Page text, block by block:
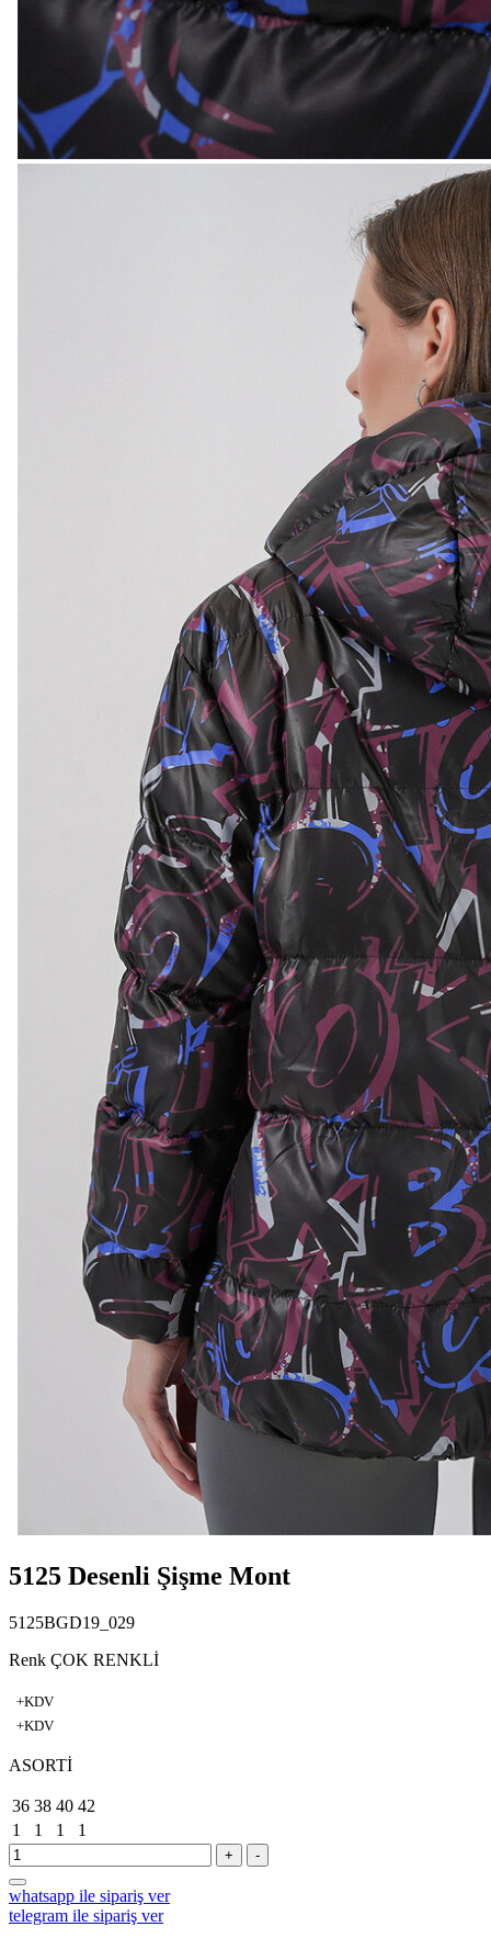
5125 Desenli Şişme Mont
5125BGD19_029
Renk ÇOK RENKLİ
+KDV
+KDV
ASORTİ
36 38 40 42
1
1 1 1
+ -
whatsapp ile sipariş ver
telegram ile sipariş ver